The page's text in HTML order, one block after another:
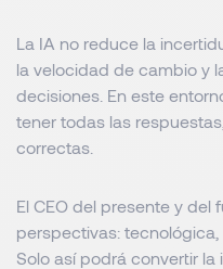
La IA no reduce la
la velocidad de cambio y
decisiones. En este
tener todas las
correctas.
El CEO del presente y
perspectivas:
Solo así podrá convertir